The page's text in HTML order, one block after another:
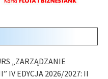
„ZARZĄDZANIE
IV EDYCJA 2026/2027: II